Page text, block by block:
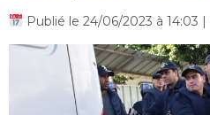
Publié le 24/06/2023 à 14:03 |